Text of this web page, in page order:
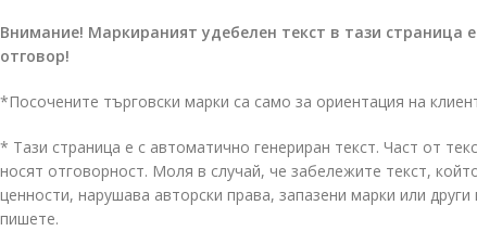
Внимание! Маркираният удебелен текст в тази страница
отговор!
*Посочените търговски марки са само за ориентация на
* Тази страница е с автоматично генериран текст. Част от
носят отговорност. Моля в случай, че забележите текст,
ценности, нарушава авторски права, запазени марки или
пишете.